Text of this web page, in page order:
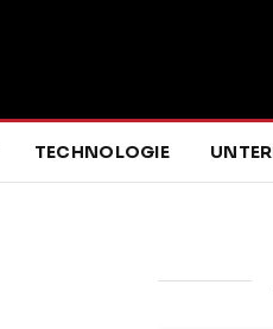
TECHNOLOGIE